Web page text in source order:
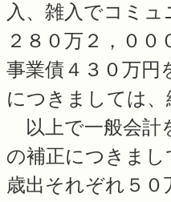
入、雑入でコミ
２８０万２，０
事業債４３０万円
につきましては
以上で一般会計
の補正につきま
歳出それぞれ５０